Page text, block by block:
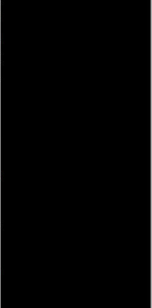
Hardison
Chicago / set decorator:
White